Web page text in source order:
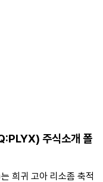
주식소개 폴
희귀 고아 리소좀 축적